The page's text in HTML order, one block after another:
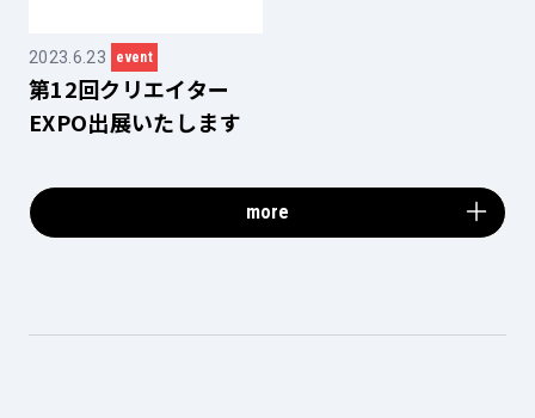
2023.6.23 event
第12回クリエイター
EXPO出展いたします
more